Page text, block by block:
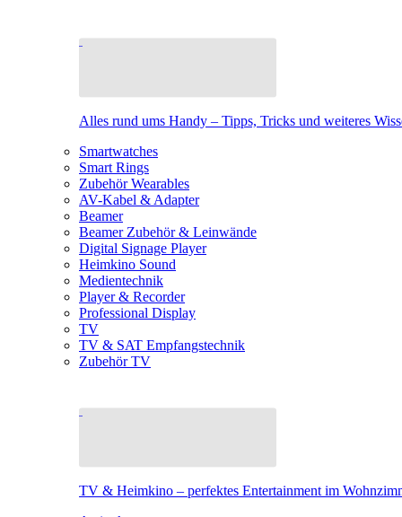
Alles rund ums Handy – Tipps, Tricks und weiteres
Smartwatches
Smart Rings
Zubehör Wearables
AV-Kabel & Adapter
Beamer
Beamer Zubehör & Leinwände
Digital Signage Player
Heimkino Sound
Medientechnik
Player & Recorder
Professional Display
TV
TV & SAT Empfangstechnik
Zubehör TV
TV & Heimkino – perfektes Entertainment im